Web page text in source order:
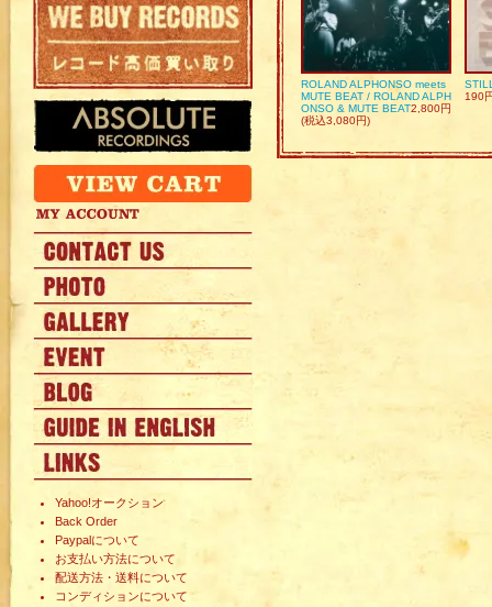
Yahoo!オークション
Back Order
Paypalについて
お支払い方法について
配送方法・送料について
コンディションについて
ROLAND ALPHONSO meets
MUTE BEAT / ROLAND ALPH
ONSO & MUTE BEAT2,800円
(税込3,080円)
190